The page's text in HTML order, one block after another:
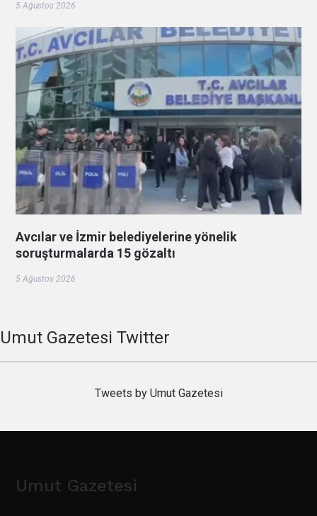
5 Ağustos 2026
Avcılar ve İzmir belediyelerine yönelik
soruşturmalarda 15 gözaltı
5 Ağustos 2026
Umut Gazetesi Twitter
Tweets by Umut Gazetesi
Umut Gazetesi